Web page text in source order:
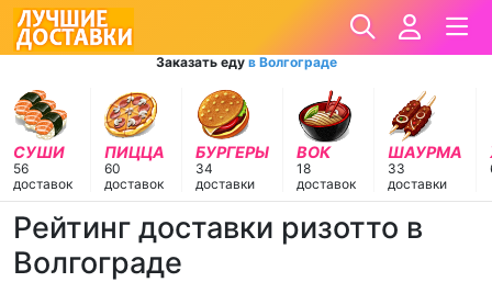
Заказать еду в Волгограде
СУШИ
56
доставок
ПИЦЦА
60
доставок
БУРГЕРЫ
34
доставки
ВОК
18
доставок
ШАУРМА
33
доставки
Рейтинг доставки ризотто в
Волгограде